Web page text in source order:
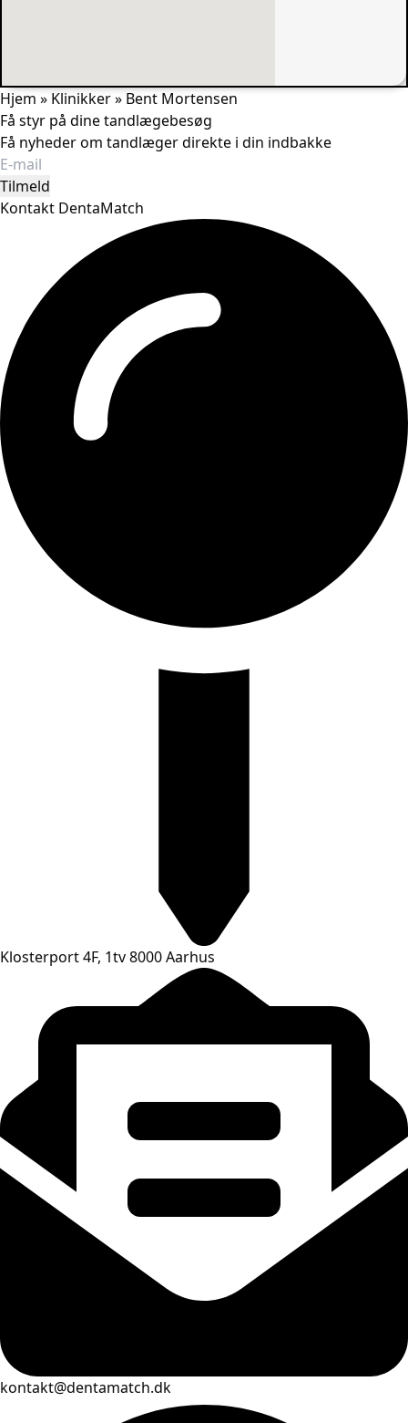
Hjem » Klinikker» Bent Mortensen
Få styr på dine tandlægebesøg
Få nyheder om tandlæger direkte i din indbakke
Tilmeld
Kontakt DentaMatch
Klosterport 4F, 1tv 8000 Aarhus
kontakt@dentamatch.dk